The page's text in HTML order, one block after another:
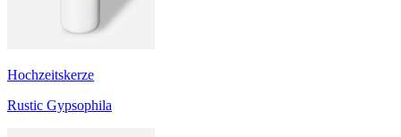
Hochzeitskerze
Rustic Gypsophila